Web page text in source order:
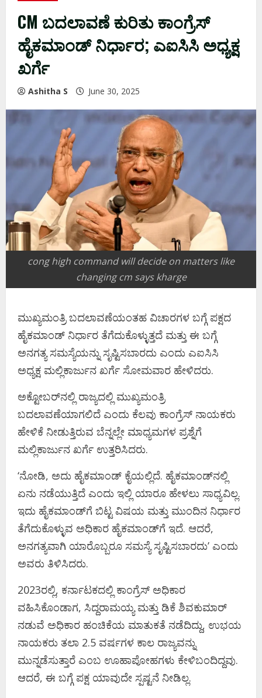
CM ಬದಲಾವಣೆ ಕುರಿತು ಕಾಂಗ್ರೆಸ್
ಹೈಕಮಾಂಡ್ ನಿರ್ಧಾರ; ಎಐಸಿಸಿ ಅಧ್ಯಕ್ಷ
ಖರ್ಗೆ
Ashitha S June 30, 2025
cong high command will decide on matters like
changing cm says kharge
ಮುಖ್ಯಮಂತ್ರಿ ಬದಲಾವಣೆಯಂತಹ ವಿಚಾರಗಳ ಬಗ್ಗೆ ಪಕ್ಷದ
ಹೈಕಮಾಂಡ್‌ ನಿರ್ಧಾರ ತೆಗೆದುಕೊಳ್ಳುತ್ತದೆ ಮತ್ತು ಈ ಬಗ್ಗೆ
ಅನಗತ್ಯ ಸಮಸ್ಯೆಯನ್ನು ಸೃಷ್ಟಿಸಬಾರದು ಎಂದು ಎಐಸಿಸಿ
ಅಧ್ಯಕ್ಷ ಮಲ್ಲಿಕಾರ್ಜುನ ಖರ್ಗೆ ಸೋಮವಾರ ಹೇಳಿದರು.
ಅಕ್ಟೋಬರ್‌ನಲ್ಲಿ ರಾಜ್ಯದಲ್ಲಿ ಮುಖ್ಯಮಂತ್ರಿ
ಬದಲಾವಣೆಯಾಗಲಿದೆ ಎಂದು ಕೆಲವು ಕಾಂಗ್ರೆಸ್ ನಾಯಕರು
ಹೇಳಿಕೆ ನೀಡುತ್ತಿರುವ ಬೆನ್ನಲ್ಲೇ ಮಾಧ್ಯಮಗಳ ಪ್ರಶ್ನೆಗೆ
ಮಲ್ಲಿಕಾರ್ಜುನ ಖರ್ಗೆ ಉತ್ತರಿಸಿದರು.
‘ನೋಡಿ, ಅದು ಹೈಕಮಾಂಡ್ ಕೈಯಲ್ಲಿದೆ. ಹೈಕಮಾಂಡ್‌ನಲ್ಲಿ
ಏನು ನಡೆಯುತ್ತಿದೆ ಎಂದು ಇಲ್ಲಿ ಯಾರೂ ಹೇಳಲು ಸಾಧ್ಯವಿಲ್ಲ.
ಇದು ಹೈಕಮಾಂಡ್‌ಗೆ ಬಿಟ್ಟ ವಿಷಯ ಮತ್ತು ಮುಂದಿನ ನಿರ್ಧಾರ
ತೆಗೆದುಕೊಳ್ಳುವ ಅಧಿಕಾರ ಹೈಕಮಾಂಡ್‌ಗೆ ಇದೆ. ಆದರೆ,
ಅನಗತ್ಯವಾಗಿ ಯಾರೊಬ್ಬರೂ ಸಮಸ್ಯೆ ಸೃಷ್ಟಿಸಬಾರದು’ ಎಂದು
ಅವರು ತಿಳಿಸಿದರು.
2023ರಲ್ಲಿ, ಕರ್ನಾಟಕದಲ್ಲಿ ಕಾಂಗ್ರೆಸ್ ಅಧಿಕಾರ
ವಹಿಸಿಕೊಂಡಾಗ, ಸಿದ್ದರಾಮಯ್ಯ ಮತ್ತು ಡಿಕೆ ಶಿವಕುಮಾರ್
ನಡುವೆ ಅಧಿಕಾರ ಹಂಚಿಕೆಯ ಮಾತುಕತೆ ನಡೆದಿದ್ದು, ಉಭಯ
ನಾಯಕರು ತಲಾ 2.5 ವರ್ಷಗಳ ಕಾಲ ರಾಜ್ಯವನ್ನು
ಮುನ್ನಡೆಸುತ್ತಾರೆ ಎಂಬ ಊಹಾಪೋಹಗಳು ಕೇಳಿಬಂದಿದ್ದವು.
ಆದರೆ, ಈ ಬಗ್ಗೆ ಪಕ್ಷ ಯಾವುದೇ ಸ್ಪಷ್ಟನೆ ನೀಡಿಲ್ಲ.